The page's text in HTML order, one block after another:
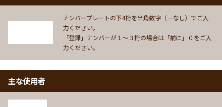
ナンバープレートの下4桁を半角数字（－なし）でご入
力ください。
「登録」ナンバーが１～３桁の場合は「前に」０をご入
力ください。
主な使用者